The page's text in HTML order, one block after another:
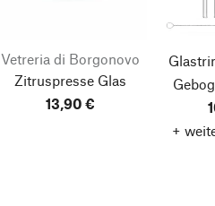
Vetreria di Borgonovo
Zitruspresse Glas
13,90 €
+